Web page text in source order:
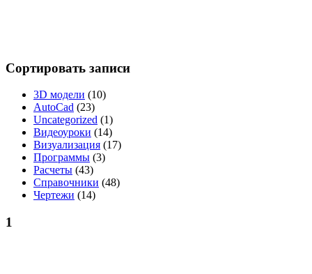
Сортировать записи
3D модели (10)
AutoCad (23)
Uncategorized (1)
Видеоуроки (14)
Визуализация (17)
Программы (3)
Расчеты (43)
Справочники (48)
Чертежи (14)
1